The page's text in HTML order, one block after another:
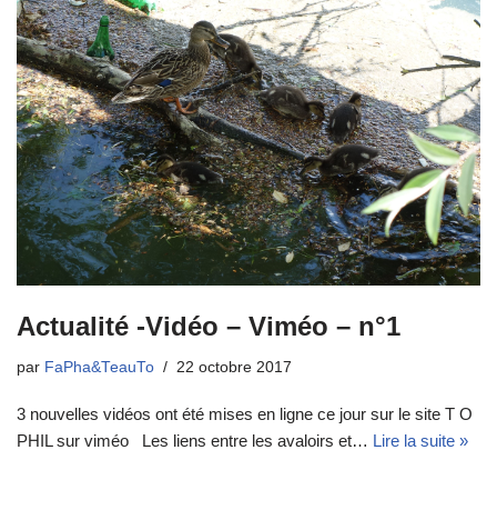
Actualité -Vidéo – Viméo – n°1
par FaPha&TeauTo 22 octobre 2017
3 nouvelles vidéos ont été mises en ligne ce jour sur le site T O
PHIL sur viméo Les liens entre les avaloirs et… Lire la suite »